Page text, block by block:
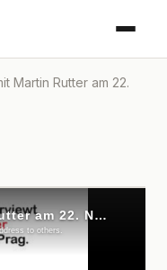
Martin Rutter am 22.